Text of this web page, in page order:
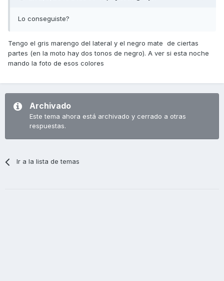
Lo conseguiste?
Tengo el gris marengo del lateral y el negro mate de ciertas
partes (en la moto hay dos tonos de negro). A ver si esta noche
mando la foto de esos colores
Archivado
Este tema ahora está archivado y cerrado a otras
respuestas.
Ir a la lista de temas